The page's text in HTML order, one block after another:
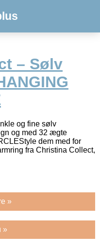
– Sølv
og fine sølv
og med 32 ægte
dem med for
fra Christina Collect,
»
»